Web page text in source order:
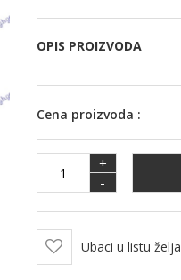
OPIS PROIZVODA
Cena proizvoda :
+
-
Ubaci u listu želja